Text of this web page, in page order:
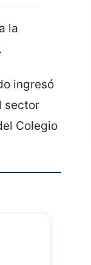
la
ingresó
sector
Colegio